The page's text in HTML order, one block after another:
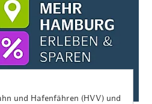
und Hafenfähren (HVV) und